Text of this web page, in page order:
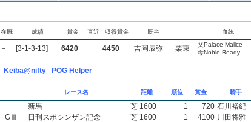
在厩 成績 賞金 直近 収得賞金 厩舎 血統
－ [3-1-3-13] 6420 4450 吉岡辰弥 栗東
父Palace Malice
母Noble Ready
Keiba@nifty POG Helper
レース名 距離 順位 賞金 騎手
新馬 芝 1600 1 720 石川裕紀
GⅢ 日刊スポシンザン記念 芝 1600 1 4100 川田将雅